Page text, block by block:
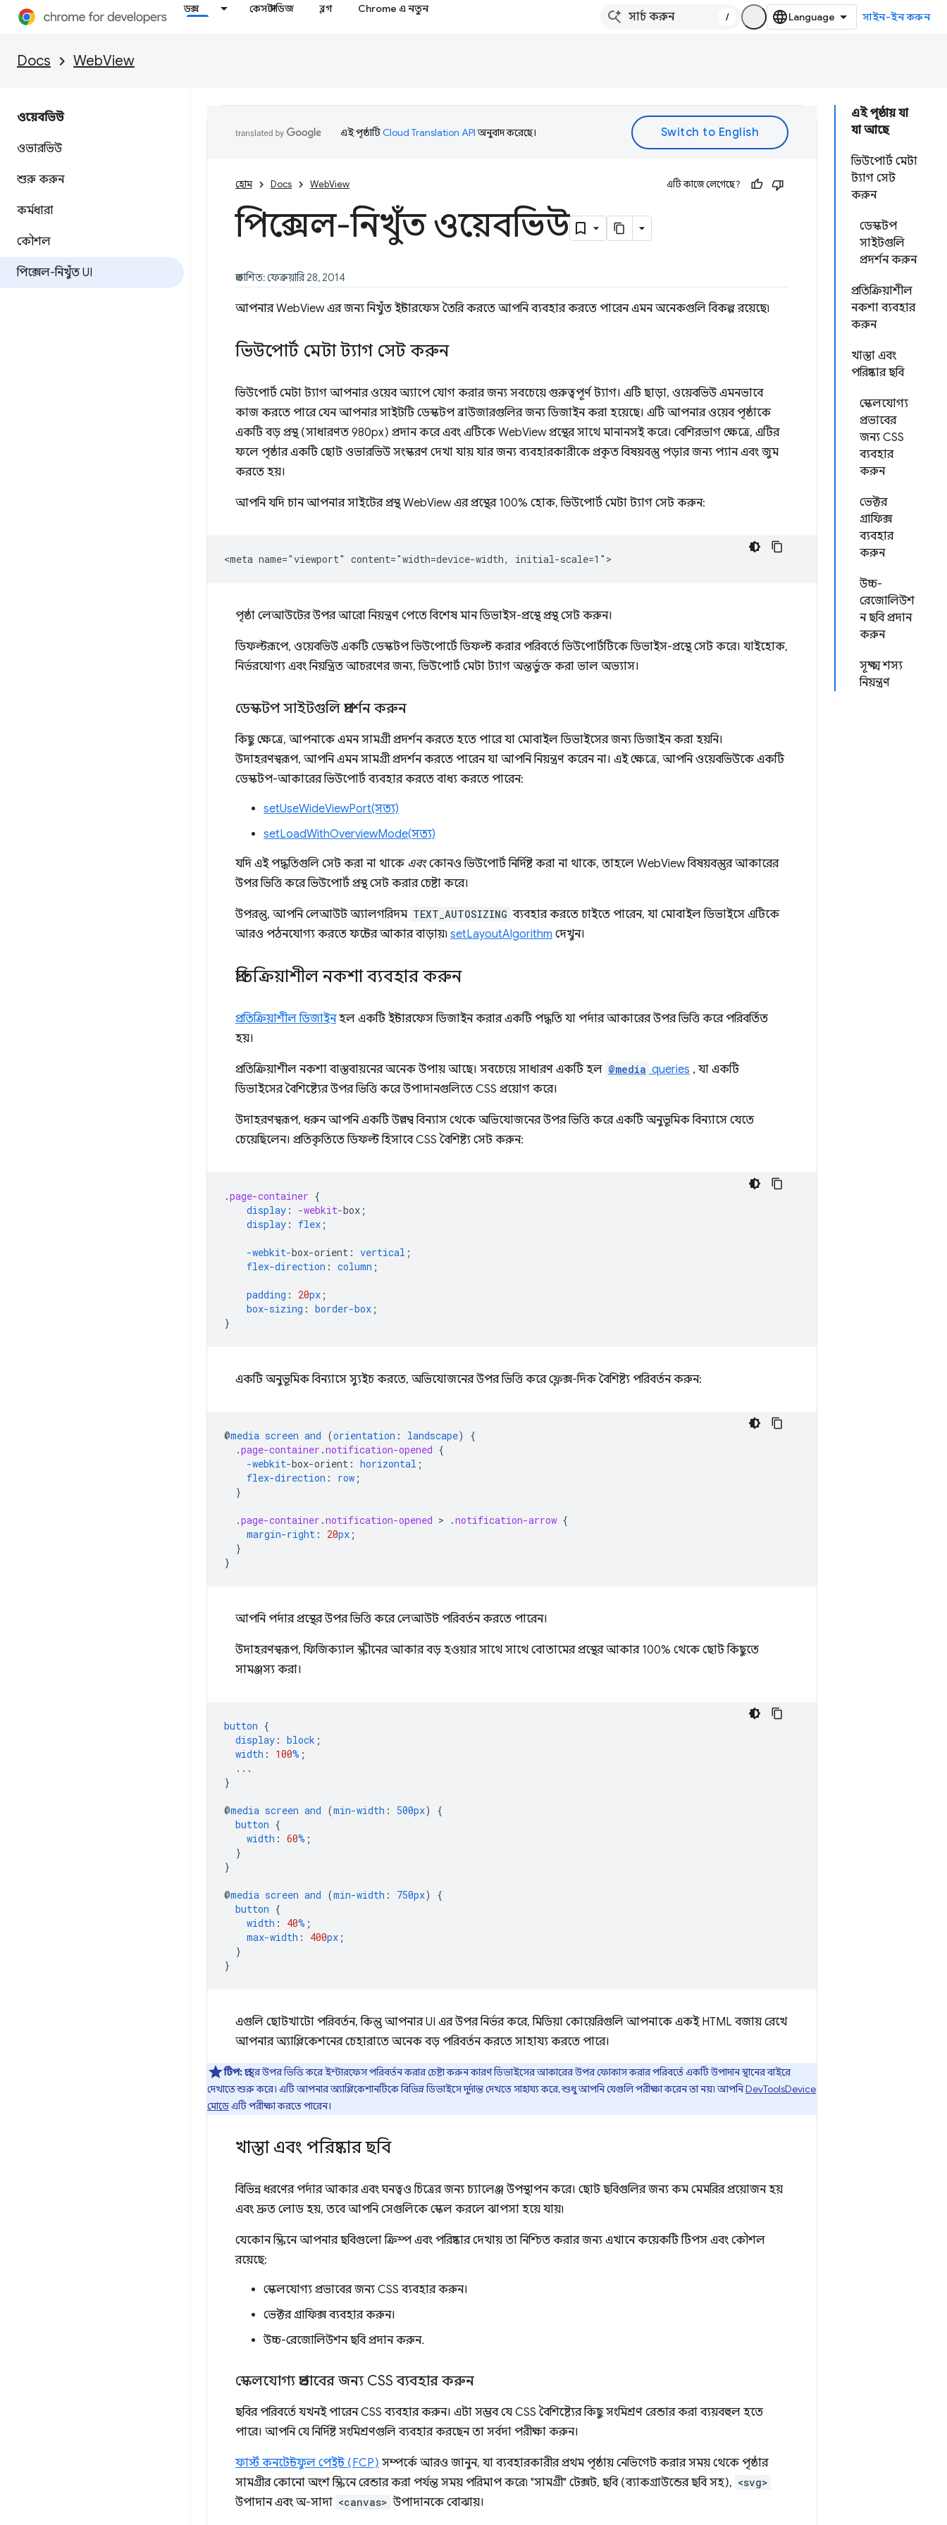
ডক্স কেস স্টাডিজ ব্লগ Chrome এ নতুন
/ সাইন-ইন করুন
Docs WebView
ওয়েবভিউ
ওভারভিউ
শুরু করুন
কর্মধারা
কৌশল
পিক্সেল-নিখুঁত UI
এই পৃষ্ঠায় যা
যা আছে
ভিউপোর্ট মেটা
ট্যাগ সেট
করুন
ডেস্কটপ
সাইটগুলি
প্রদর্শন করুন
প্রতিক্রিয়াশীল
নকশা ব্যবহার
করুন
খাস্তা এবং
পরিষ্কার ছবি
স্কেলযোগ্য
প্রভাবের
জন্য CSS
ব্যবহার
করুন
ভেক্টর
গ্রাফিক্স
ব্যবহার
করুন
উচ্চ-
রেজোলিউশ
ন ছবি প্রদান
করুন
সূক্ষ্ম শস্য
নিয়ন্ত্রণ
এই পৃষ্ঠাটিCloud Translation APIঅনুবাদ করেছে।
হোম Docs WebView এটি কাজে লেগেছে?
পিক্সেল-নিখুঁত ওয়েবভিউ
প্রকাশিত: ফেব্রুয়ারি 28, 2014
আপনার WebView এর জন্য নিখুঁত ইন্টারফেস তৈরি করতে আপনি ব্যবহার করতে পারেন এমন অনেকগুলি বিকল্প রয়েছে৷
ভিউপোর্ট মেটা ট্যাগ সেট করুন
ভিউপোর্ট মেটা ট্যাগ আপনার ওয়েব অ্যাপে যোগ করার জন্য সবচেয়ে গুরুত্বপূর্ণ ট্যাগ। এটি ছাড়া, ওয়েবভিউ এমনভাবে
কাজ করতে পারে যেন আপনার সাইটটি ডেস্কটপ ব্রাউজারগুলির জন্য ডিজাইন করা হয়েছে। এটি আপনার ওয়েব পৃষ্ঠাকে
একটি বড় প্রস্থ (সাধারণত 980px) প্রদান করে এবং এটিকে WebView প্রস্থের সাথে মানানসই করে। বেশিরভাগ ক্ষেত্রে, এটির
ফলে পৃষ্ঠার একটি ছোট ওভারভিউ সংস্করণ দেখা যায় যার জন্য ব্যবহারকারীকে প্রকৃত বিষয়বস্তু পড়ার জন্য প্যান এবং জুম
করতে হয়।
আপনি যদি চান আপনার সাইটের প্রস্থ WebView এর প্রস্থের 100% হোক, ভিউপোর্ট মেটা ট্যাগ সেট করুন:
পৃষ্ঠা লেআউটের উপর আরো নিয়ন্ত্রণ পেতে বিশেষ মান ডিভাইস-প্রস্থে প্রস্থ সেট করুন।
ডিফল্টরূপে, ওয়েবভিউ একটি ডেস্কটপ ভিউপোর্টে ডিফল্ট করার পরিবর্তে ভিউপোর্টটিকে ডিভাইস-প্রস্থে সেট করে। যাইহোক,
নির্ভরযোগ্য এবং নিয়ন্ত্রিত আচরণের জন্য, ভিউপোর্ট মেটা ট্যাগ অন্তর্ভুক্ত করা ভাল অভ্যাস।
ডেস্কটপ সাইটগুলি প্রদর্শন করুন
কিছু ক্ষেত্রে, আপনাকে এমন সামগ্রী প্রদর্শন করতে হতে পারে যা মোবাইল ডিভাইসের জন্য ডিজাইন করা হয়নি।
উদাহরণস্বরূপ, আপনি এমন সামগ্রী প্রদর্শন করতে পারেন যা আপনি নিয়ন্ত্রণ করেন না। এই ক্ষেত্রে, আপনি ওয়েবভিউকে একটি
ডেস্কটপ-আকারের ভিউপোর্ট ব্যবহার করতে বাধ্য করতে পারেন:
setUseWideViewPort(সত্য)
setLoadWithOverviewMode(সত্য)
যদি এই পদ্ধতিগুলি সেট করা না থাকে এবংকোনও ভিউপোর্ট নির্দিষ্ট করা না থাকে, তাহলে WebView বিষয়বস্তুর আকারের
উপর ভিত্তি করে ভিউপোর্ট প্রস্থ সেট করার চেষ্টা করে।
উপরন্তু, আপনি লেআউট অ্যালগরিদম TEXT_AUTOSIZING ব্যবহার করতে চাইতে পারেন, যা মোবাইল ডিভাইসে এটিকে
আরও পঠনযোগ্য করতে ফন্টের আকার বাড়ায়৷ setLayoutAlgorithm দেখুন।
প্রতিক্রিয়াশীল নকশা ব্যবহার করুন
প্রতিক্রিয়াশীল ডিজাইনহল একটি ইন্টারফেস ডিজাইন করার একটি পদ্ধতি যা পর্দার আকারের উপর ভিত্তি করে পরিবর্তিত
হয়।
প্রতিক্রিয়াশীল নকশা বাস্তবায়নের অনেক উপায় আছে। সবচেয়ে সাধারণ একটি হল @media queries , যা একটি
ডিভাইসের বৈশিষ্ট্যের উপর ভিত্তি করে উপাদানগুলিতে CSS প্রয়োগ করে।
উদাহরণস্বরূপ, ধরুন আপনি একটি উল্লম্ব বিন্যাস থেকে অভিযোজনের উপর ভিত্তি করে একটি অনুভূমিক বিন্যাসে যেতে
চেয়েছিলেন। প্রতিকৃতিতে ডিফল্ট হিসাবে CSS বৈশিষ্ট্য সেট করুন:
.page-container {
display : -webkit-box ;
display : flex ;
-webkit-box-orient : vertical ;
flex-direction : column ;
padding : 20px ;
box-sizing : border-box ;
}
একটি অনুভূমিক বিন্যাসে স্যুইচ করতে, অভিযোজনের উপর ভিত্তি করে ফ্লেক্স-দিক বৈশিষ্ট্য পরিবর্তন করুন:
@media screen and (orientation : landscape)
{
.page-container .notification-opened {
-webkit-box-orient : horizontal ;
flex-direction : row ;
}
.page-container .notification-opened > .notification-arrow {
margin-right : 20px ;
}
}
আপনি পর্দার প্রস্থের উপর ভিত্তি করে লেআউট পরিবর্তন করতে পারেন।
উদাহরণস্বরূপ, ফিজিক্যাল স্ক্রীনের আকার বড় হওয়ার সাথে সাথে বোতামের প্রস্থের আকার 100% থেকে ছোট কিছুতে
সামঞ্জস্য করা।
button {
display : block ;
width : 100% ;
...
}
@media screen and (min-width : 500px)
{
button {
width : 60% ;
}
}
@media screen and (min-width : 750px)
{
button {
width : 40% ;
max-width : 400px ;
}
}
এগুলি ছোটখাটো পরিবর্তন, কিন্তু আপনার UI এর উপর নির্ভর করে, মিডিয়া কোয়েরিগুলি আপনাকে একই HTML বজায় রেখে
আপনার অ্যাপ্লিকেশনের চেহারাতে অনেক বড় পরিবর্তন করতে সাহায্য করতে পারে।
টিপ:প্রস্থের উপর ভিত্তি করে ইন্টারফেস পরিবর্তন করার চেষ্টা করুন কারণ ডিভাইসের আকারের উপর ফোকাস করার পরিবর্তে একটি উপাদান স্থানের বাইরে
দেখাতে শুরু করে। এটি আপনার অ্যাপ্লিকেশানটিকে বিভিন্ন ডিভাইসে দুর্দান্ত দেখতে সাহায্য করে, শুধু আপনি যেগুলি পরীক্ষা করেন তা নয়৷ আপনিDevToolsDevice
মোডেএটি পরীক্ষা করতে পারেন।
খাস্তা এবং পরিষ্কার ছবি
বিভিন্ন ধরণের পর্দার আকার এবং ঘনত্বও চিত্রের জন্য চ্যালেঞ্জ উপস্থাপন করে। ছোট ছবিগুলির জন্য কম মেমরির প্রয়োজন হয়
এবং দ্রুত লোড হয়, তবে আপনি সেগুলিকে স্কেল করলে ঝাপসা হয়ে যায়৷
যেকোন স্ক্রিনে আপনার ছবিগুলো ক্রিস্প এবং পরিষ্কার দেখায় তা নিশ্চিত করার জন্য এখানে কয়েকটি টিপস এবং কৌশল
রয়েছে:
স্কেলযোগ্য প্রভাবের জন্য CSS ব্যবহার করুন।
ভেক্টর গ্রাফিক্স ব্যবহার করুন।
উচ্চ-রেজোলিউশন ছবি প্রদান করুন.
স্কেলযোগ্য প্রভাবের জন্য CSS ব্যবহার করুন
ছবির পরিবর্তে যখনই পারেন CSS ব্যবহার করুন। এটা সম্ভব যে CSS বৈশিষ্ট্যের কিছু সংমিশ্রণ রেন্ডার করা ব্যয়বহুল হতে
পারে। আপনি যে নির্দিষ্ট সংমিশ্রণগুলি ব্যবহার করছেন তা সর্বদা পরীক্ষা করুন।
ফার্স্ট কনটেন্টফুল পেইন্ট (FCP) সম্পর্কে আরও জানুন, যা ব্যবহারকারীর প্রথম পৃষ্ঠায় নেভিগেট করার সময় থেকে পৃষ্ঠার
সামগ্রীর কোনো অংশ স্ক্রিনে রেন্ডার করা পর্যন্ত সময় পরিমাপ করে৷ "সামগ্রী" টেক্সট, ছবি (ব্যাকগ্রাউন্ডের ছবি সহ), <svg>
উপাদান এবং অ-সাদা <canvas> উপাদানকে বোঝায়।